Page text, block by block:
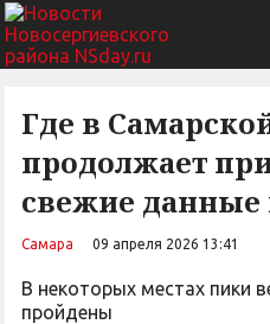
Где в
продолжает
свежие данные
Самара 09 апреля 2026 13:41
В некоторых местах пики
пройдены